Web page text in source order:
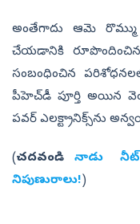
అంతేగాదు ఆమె రొమ్ము
చేయడానికి రూపొందించిన,
సంబంధించిన
పీహెచ్‌డీ పూర్తి అయిన
పవర్ ఎలక్ట్రానిక్స్‌ను
(చదవండి: నాడు
నిపుణురాలు!)